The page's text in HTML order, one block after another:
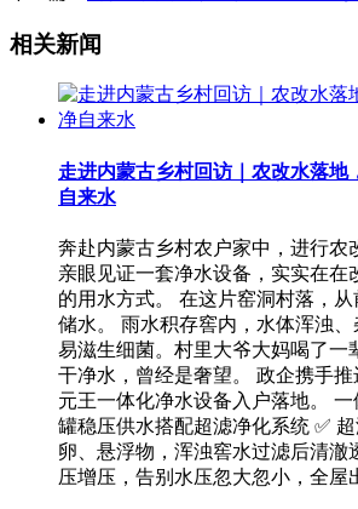
相关新闻
走进内蒙古乡村回访｜农改水落地
自来水
奔赴内蒙古乡村农户家中，进行农
亲眼见证一套净水设备，实实在在
的用水方式。 在这片窑洞村落，
储水。 雨水积存窖内，水体浑浊
易滋生细菌。村里大爷大妈喝了一
干净水，曾经是奢望。 政企携手
元王一体化净水设备入户落地。
罐稳压供水搭配超滤净化系统 ✅
卵、悬浮物，浑浊窖水过滤后清澈
压增压，告别水压忽大忽小，全